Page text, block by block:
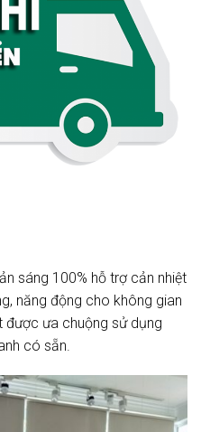
sáng 100% hỗ trợ cản nhiệt
năng động cho không gian
được ưa chuộng sử dụng
có sẵn.